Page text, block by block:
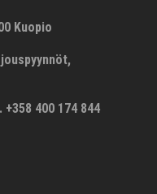
Kuopio
400 174 844